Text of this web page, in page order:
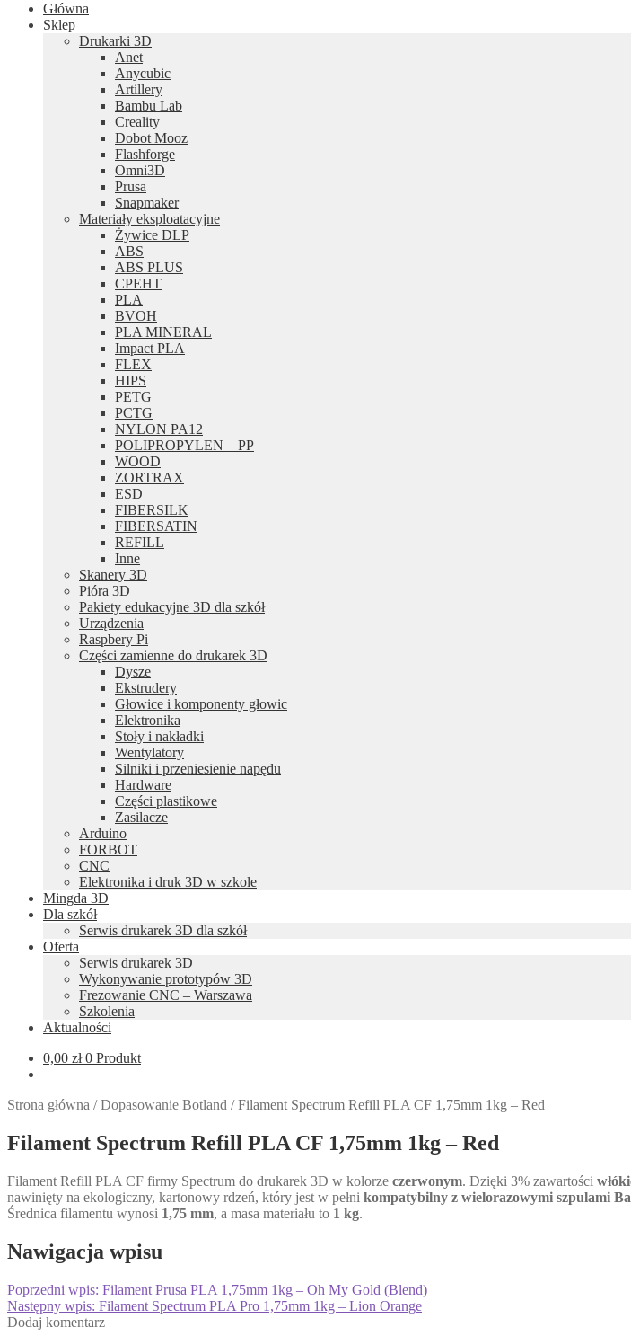
Główna
Sklep
Drukarki 3D
Anet
Anycubic
Artillery
Bambu Lab
Creality
Dobot Mooz
Flashforge
Omni3D
Prusa
Snapmaker
Materiały eksploatacyjne
Żywice DLP
ABS
ABS PLUS
CPEHT
PLA
BVOH
PLA MINERAL
Impact PLA
FLEX
HIPS
PETG
PCTG
NYLON PA12
POLIPROPYLEN – PP
WOOD
ZORTRAX
ESD
FIBERSILK
FIBERSATIN
REFILL
Inne
Skanery 3D
Pióra 3D
Pakiety edukacyjne 3D dla szkół
Urządzenia
Raspbery Pi
Części zamienne do drukarek 3D
Dysze
Ekstrudery
Głowice i komponenty głowic
Elektronika
Stoły i nakładki
Wentylatory
Silniki i przeniesienie napędu
Hardware
Części plastikowe
Zasilacze
Arduino
FORBOT
CNC
Elektronika i druk 3D w szkole
Mingda 3D
Dla szkół
Serwis drukarek 3D dla szkół
Oferta
Serwis drukarek 3D
Wykonywanie prototypów 3D
Frezowanie CNC – Warszawa
Szkolenia
Aktualności
0,00 zł 0 Produkt
Strona główna /Dopasowanie Botland /Filament Spectrum Refill PLA CF 1,75mm 1kg – Red
Filament Spectrum Refill PLA CF 1,75mm 1kg – Red
Filament Refill PLA CF firmy Spectrum do drukarek 3D w kolorze czerwonym. Dzięki 3% zawartości
nawinięty na ekologiczny, kartonowy rdzeń, który jest w pełni kompatybilny z wielorazowymi szpulami
Średnica filamentu wynosi 1,75 mm, a masa materiału to 1 kg.
Nawigacja wpisu
Poprzedni wpis: Filament Prusa PLA 1,75mm 1kg – Oh My Gold (Blend)
Następny wpis: Filament Spectrum PLA Pro 1,75mm 1kg – Lion Orange
Dodaj komentarz